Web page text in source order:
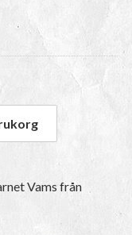
mängd
Vams från